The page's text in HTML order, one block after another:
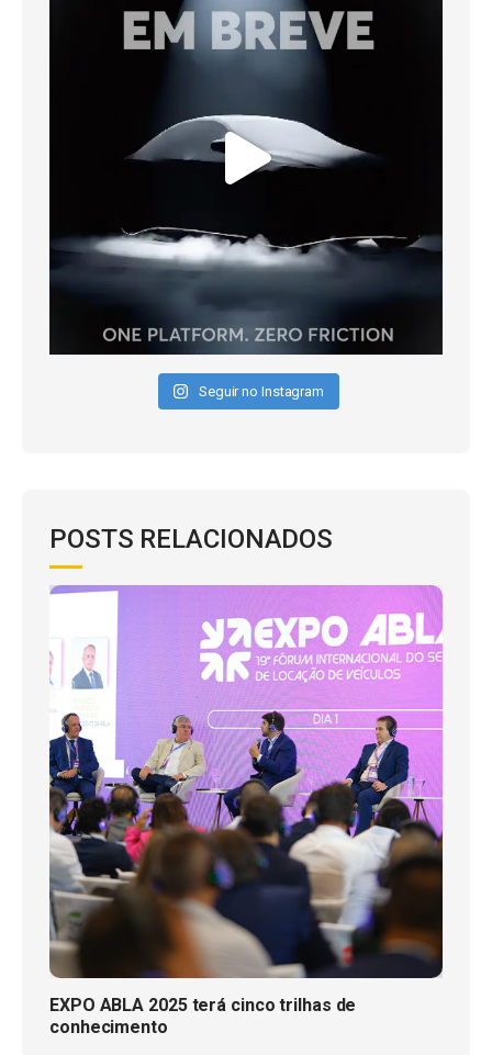
Seguir no Instagram
POSTS RELACIONADOS
EXPO ABLA 2025 terá cinco trilhas de
conhecimento